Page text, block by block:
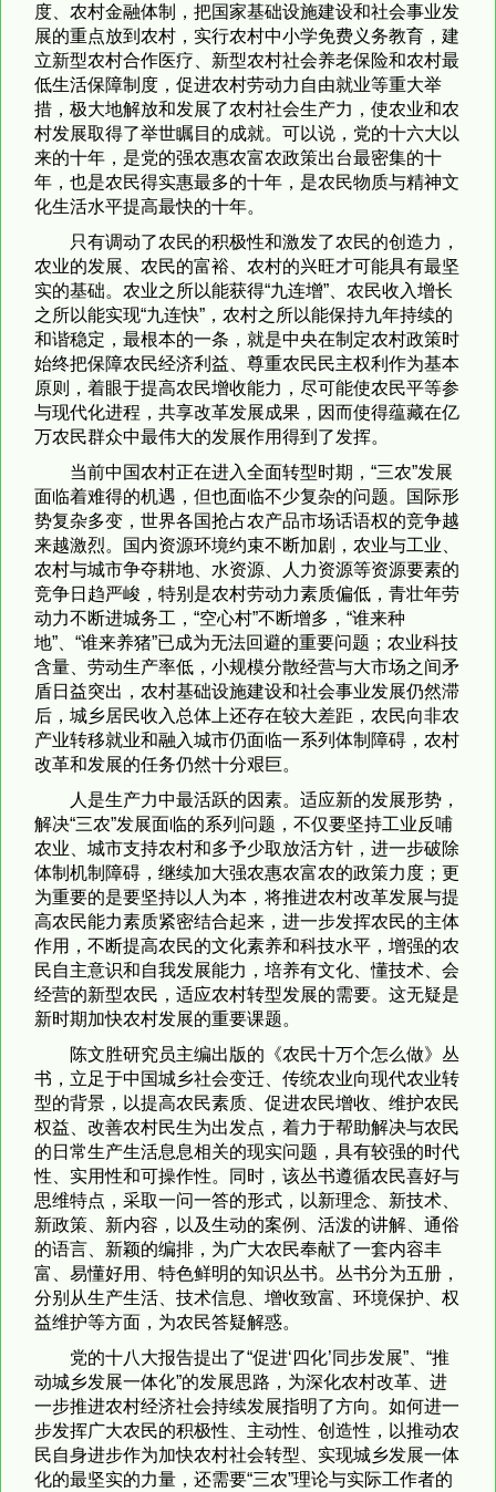
度、农村金融体制，把国家基础设施建设和社会事业发
展的重点放到农村，实行农村中小学免费义务教育，建
立新型农村合作医疗、新型农村社会养老保险和农村最
低生活保障制度，促进农村劳动力自由就业等重大举
措，极大地解放和发展了农村社会生产力，使农业和农
村发展取得了举世瞩目的成就。可以说，党的十六大以
来的十年，是党的强农惠农富农政策出台最密集的十
年，也是农民得实惠最多的十年，是农民物质与精神文
化生活水平提高最快的十年。
只有调动了农民的积极性和激发了农民的创造力，
农业的发展、农民的富裕、农村的兴旺才可能具有最坚
实的基础。农业之所以能获得“九连增”、农民收入增长
之所以能实现“九连快”，农村之所以能保持九年持续的
和谐稳定，最根本的一条，就是中央在制定农村政策时
始终把保障农民经济利益、尊重农民民主权利作为基本
原则，着眼于提高农民增收能力，尽可能使农民平等参
与现代化进程，共享改革发展成果，因而使得蕴藏在亿
万农民群众中最伟大的发展作用得到了发挥。
当前中国农村正在进入全面转型时期，“三农”发展
面临着难得的机遇，但也面临不少复杂的问题。国际形
势复杂多变，世界各国抢占农产品市场话语权的竞争越
来越激烈。国内资源环境约束不断加剧，农业与工业、
农村与城市争夺耕地、水资源、人力资源等资源要素的
竞争日趋严峻，特别是农村劳动力素质偏低，青壮年劳
动力不断进城务工，“空心村”不断增多，“谁来种
地”、“谁来养猪”已成为无法回避的重要问题；农业科技
含量、劳动生产率低，小规模分散经营与大市场之间矛
盾日益突出，农村基础设施建设和社会事业发展仍然滞
后，城乡居民收入总体上还存在较大差距，农民向非农
产业转移就业和融入城市仍面临一系列体制障碍，农村
改革和发展的任务仍然十分艰巨。
人是生产力中最活跃的因素。适应新的发展形势，
解决“三农”发展面临的系列问题，不仅要坚持工业反哺
农业、城市支持农村和多予少取放活方针，进一步破除
体制机制障碍，继续加大强农惠农富农的政策力度；更
为重要的是要坚持以人为本，将推进农村改革发展与提
高农民能力素质紧密结合起来，进一步发挥农民的主体
作用，不断提高农民的文化素养和科技水平，增强的农
民自主意识和自我发展能力，培养有文化、懂技术、会
经营的新型农民，适应农村转型发展的需要。这无疑是
新时期加快农村发展的重要课题。
陈文胜研究员主编出版的《农民十万个怎么做》丛
书，立足于中国城乡社会变迁、传统农业向现代农业转
型的背景，以提高农民素质、促进农民增收、维护农民
权益、改善农村民生为出发点，着力于帮助解决与农民
的日常生产生活息息相关的现实问题，具有较强的时代
性、实用性和可操作性。同时，该丛书遵循农民喜好与
思维特点，采取一问一答的形式，以新理念、新技术、
新政策、新内容，以及生动的案例、活泼的讲解、通俗
的语言、新颖的编排，为广大农民奉献了一套内容丰
富、易懂好用、特色鲜明的知识丛书。丛书分为五册，
分别从生产生活、技术信息、增收致富、环境保护、权
益维护等方面，为农民答疑解惑。
党的十八大报告提出了“促进‘四化’同步发展”、“推
动城乡发展一体化”的发展思路，为深化农村改革、进
一步推进农村经济社会持续发展指明了方向。如何进一
步发挥广大农民的积极性、主动性、创造性，以推动农
民自身进步作为加快农村社会转型、实现城乡发展一体
化的最坚实的力量，还需要“三农”理论与实际工作者的